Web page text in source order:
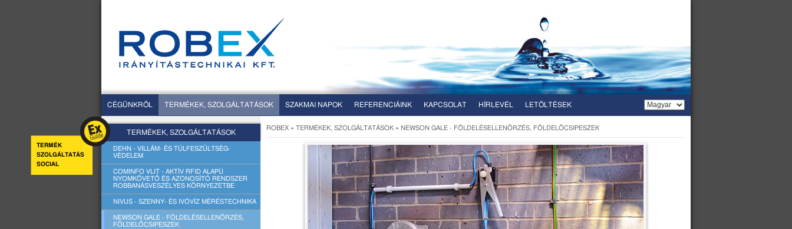
CÉGÜNKRŐL TERMÉKEK, SZOLGÁLTATÁSOK SZAKMAI NAPOK REFERENCIÁINK KAPCSOLAT HÍRLEVÉL LETÖLTÉSEK
TERMÉK
SZOLGÁLTATÁS
SOCIAL
TERMÉKEK, SZOLGÁLTATÁSOK
DEHN - VILLÁM- ÉS TÚLFESZÜLTSÉG-
VÉDELEM
COMINFO VLIT - AKTÍV RFID ALAPÚ
NYOMKÖVETŐ ÉS AZONOSÍTÓ RENDSZER
ROBBANÁSVESZÉLYES KÖRNYEZETBE
NIVUS - SZENNY- ÉS IVÓVÍZ MÉRÉSTECHNIKA
NEWSON GALE - FÖLDELÉSELLENŐRZÉS,
FÖLDELŐCSIPESZEK
ROBEX » TERMÉKEK, SZOLGÁLTATÁSOK » NEWSON GALE - FÖLDELÉSELLENŐRZÉS, FÖLDELŐCSIPESZEK